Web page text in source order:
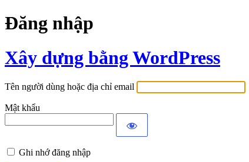
Đăng nhập
Xây dựng bằng WordPress
Tên người dùng hoặc địa chỉ email
Mật khẩu
Ghi nhớ đăng nhập